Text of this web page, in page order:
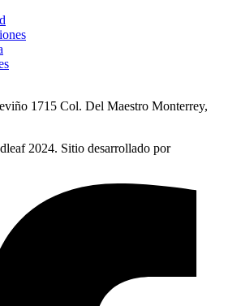
1715 Col. Del Maestro Monterrey,
2024. Sitio desarrollado por